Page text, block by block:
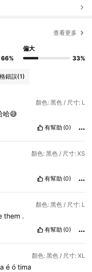
查看更多
66%
偏大
33%
錯誤(1)
顏色: 黑色 / 尺寸: L
哈😅
有幫助 (0)
顏色: 黑色 / 尺寸: XS
有幫助 (0)
顏色: 黑色 / 尺寸: L
them .
有幫助 (0)
顏色: 黑色 / 尺寸: XL
éótima